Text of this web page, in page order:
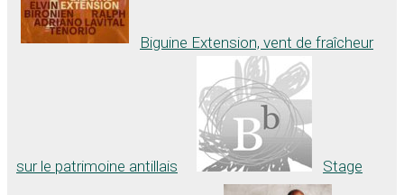
Biguine Extension, vent de fraîcheur
sur le patrimoine antillais Stage